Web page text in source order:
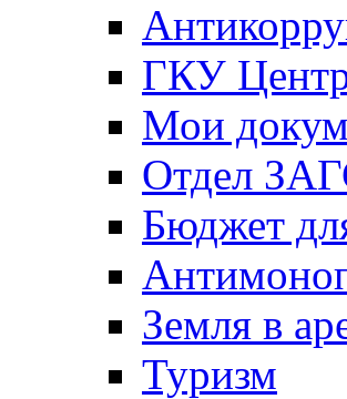
ГКУ Центр
Мои
Отдел
Бюджет
Земля в
Туризм